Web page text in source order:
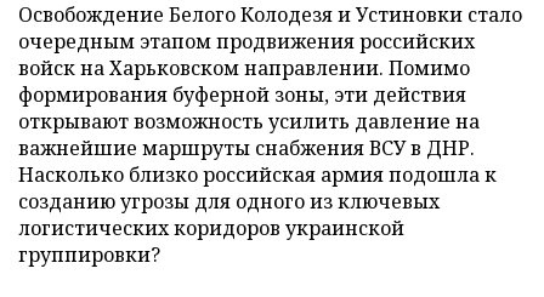
Освобождение Белого Колодезя и Устиновки стало
очередным этапом продвижения российских
войск на Харьковском направлении. Помимо
формирования буферной зоны, эти действия
открывают возможность усилить давление на
важнейшие маршруты снабжения ВСУ в ДНР.
Насколько близко российская армия подошла к
созданию угрозы для одного из ключевых
логистических коридоров украинской
группировки?